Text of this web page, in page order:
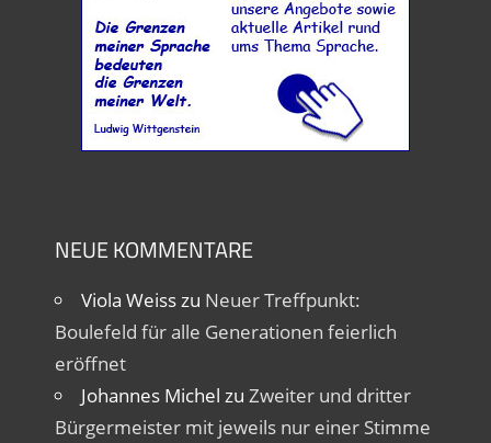
NEUE KOMMENTARE
Viola Weisszu Neuer Treffpunkt:
Boulefeld für alle Generationen feierlich
eröffnet
Johannes Michel zu Zweiter und dritter
Bürgermeister mit jeweils nur einer Stimme